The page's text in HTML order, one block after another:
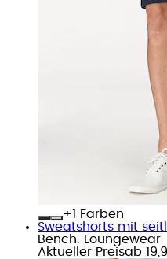
+
Farben
Sweatshorts mit
Bench. Loungewear
Aktueller Preisab